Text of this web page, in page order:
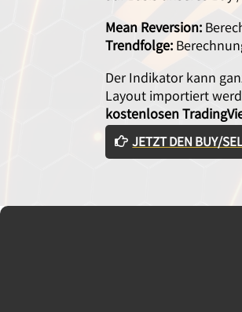
Mean Reversion:
Trendfolge:
Der Indikator kann
Layout importiert
kostenlosen
JETZT DEN BUY/